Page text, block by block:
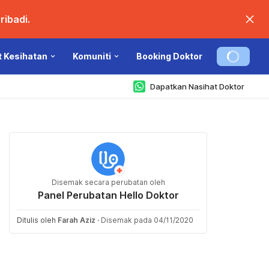
Kesihatan Komuniti Booking Doktor
Dapatkan Nasihat Doktor
Disemak secara perubatan oleh
Panel Perubatan Hello Doktor
Ditulis oleh Farah Aziz · Disemak pada 04/11/2020